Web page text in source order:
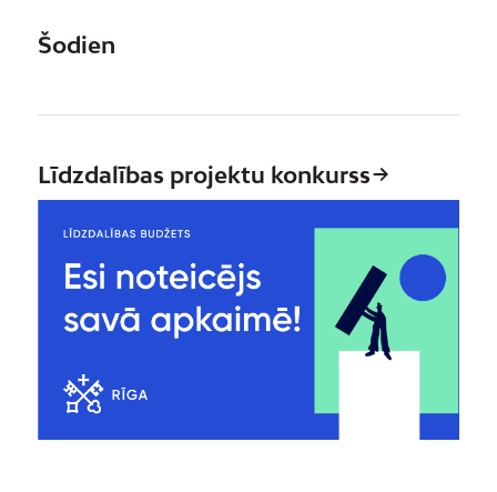
Šodien
Līdzdalības projektu konkurss